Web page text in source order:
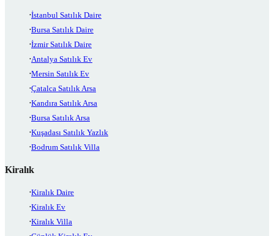
İstanbul Satılık Daire
Bursa Satılık Daire
İzmir Satılık Daire
Antalya Satılık Ev
Mersin Satılık Ev
Çatalca Satılık Arsa
Kandıra Satılık Arsa
Bursa Satılık Arsa
Kuşadası Satılık Yazlık
Bodrum Satılık Villa
Kiralık
Kiralık Daire
Kiralık Ev
Kiralık Villa